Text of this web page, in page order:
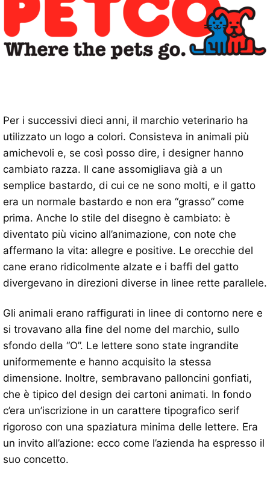
Per i successivi dieci anni, il marchio veterinario ha
utilizzato un logo a colori. Consisteva in animali più
amichevoli e, se così posso dire, i designer hanno
cambiato razza. Il cane assomigliava già a un
semplice bastardo, di cui ce ne sono molti, e il gatto
era un normale bastardo e non era “grasso” come
prima. Anche lo stile del disegno è cambiato: è
diventato più vicino all’animazione, con note che
affermano la vita: allegre e positive. Le orecchie del
cane erano ridicolmente alzate e i baffi del gatto
divergevano in direzioni diverse in linee rette parallele.
Gli animali erano raffigurati in linee di contorno nere e
si trovavano alla fine del nome del marchio, sullo
sfondo della “O”. Le lettere sono state ingrandite
uniformemente e hanno acquisito la stessa
dimensione. Inoltre, sembravano palloncini gonfiati,
che è tipico del design dei cartoni animati. In fondo
c’era un’iscrizione in un carattere tipografico serif
rigoroso con una spaziatura minima delle lettere. Era
un invito all’azione: ecco come l’azienda ha espresso il
suo concetto.